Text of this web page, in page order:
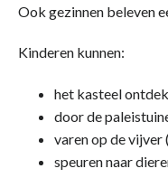
Ook gezinnen beleven
Kinderen kunnen:
het kasteel
door de
varen op de vijver
speuren naar